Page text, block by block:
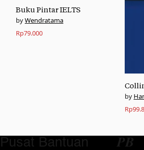
Buku Pintar IELTS
Wendratama
Rp79.000
Rp
Pusat Bantuan 𝑷𝑩